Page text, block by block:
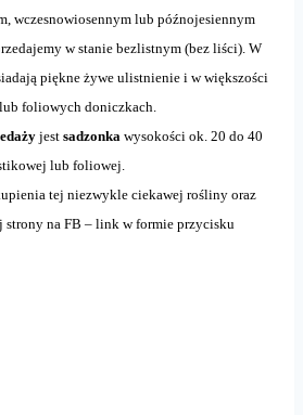
wczesnowiosennym lub późnojesiennym
w stanie bezlistnym (bez liści). W
piękne żywe ulistnienie i w większości
foliowych doniczkach.
jest sadzonka wysokości ok. 20 do 40
lub foliowej.
tej niezwykle ciekawej rośliny oraz
strony na FB – link w formie przycisku